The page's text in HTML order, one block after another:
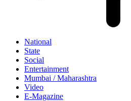
National
State
Social
Entertainment
Mumbai / Maharashtra
Video
E-Magazine